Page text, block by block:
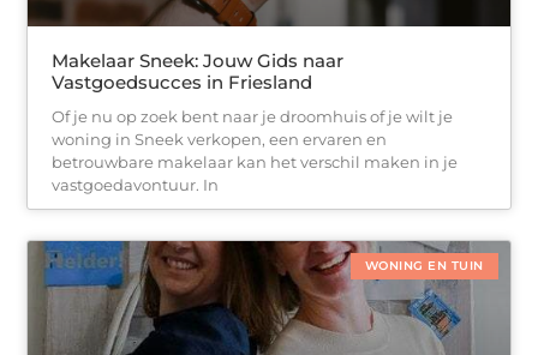
Makelaar Sneek: Jouw Gids naar
Vastgoedsucces in Friesland
Of je nu op zoek bent naar je droomhuis of je wilt je
woning in Sneek verkopen, een ervaren en
betrouwbare makelaar kan het verschil maken in je
vastgoedavontuur. In
WONING EN TUIN